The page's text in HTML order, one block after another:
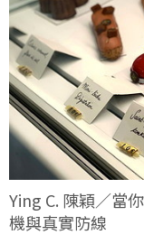
Ying C. 陳穎／當
機與真實防線